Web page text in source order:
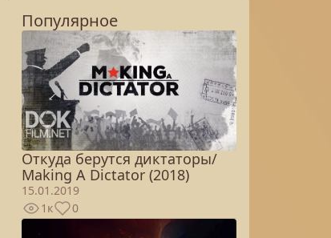
Популярное
Откуда берутся диктаторы/
Making A Dictator (2018)
15.01.2019
1к
0